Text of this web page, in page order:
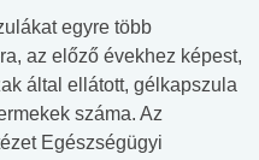
egyre több
az előző évekhez képest,
által ellátott, gélkapszula
száma. Az
Egészségügyi